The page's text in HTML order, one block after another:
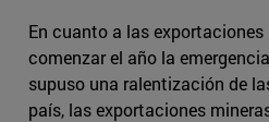
En cuanto a las exportaciones
comenzar el año la
supuso una ralentización de
país, las exportaciones